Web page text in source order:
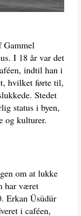
Gammel
I 18 år var det
indtil han i
hvilket førte til,
Stedet
status i byen,
og kulturer.
om at lukke
har været
Erkan Üsüdür
i caféen,